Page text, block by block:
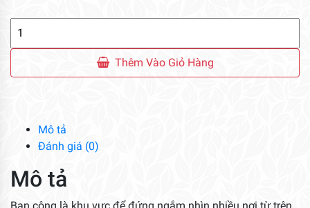
Công
Thêm Vào Giỏ Hàng
Mô tả
Đánh giá (0)
Mô tả
Ban công là khu vực để đứng ngắm nhìn nhiều nơi từ trên